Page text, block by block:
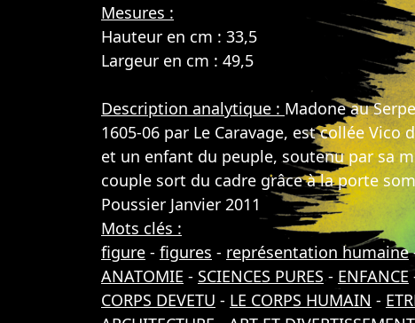
Mesures :
Hauteur en cm : 33,5
Largeur en cm : 49,5
Description analytique : Madone au
1605-06 par Le Caravage, est collée
et un enfant du peuple, soutenu par sa
couple sort du cadre grâce à la porte
Poussier Janvier 2011
Mots clés :
figure - figures - représentation humaine
ANATOMIE - SCIENCES PURES- ENFANCE
CORPS DEVETU - LE CORPS HUMAIN -